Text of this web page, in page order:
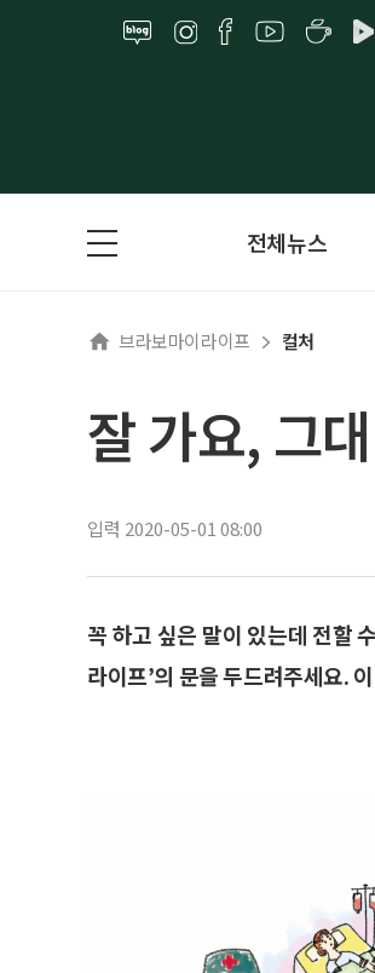
전체뉴스
브라보마이라이프 컬처
잘 가요, 그대
입력 2020-05-01 08:00
꼭 하고 싶은 말이 있는데 전할
라이프’의 문을 두드려주세요.